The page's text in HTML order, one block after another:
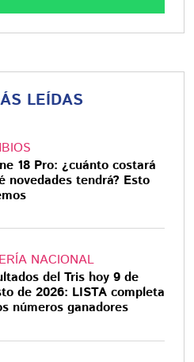
LEÍDAS
18 Pro: ¿cuánto costará
novedades tendrá? Esto
NACIONAL
del Tris hoy 9 de
de 2026: LISTA completa
números ganadores